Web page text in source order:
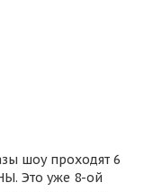
шоу проходят 6
Это уже 8-ой